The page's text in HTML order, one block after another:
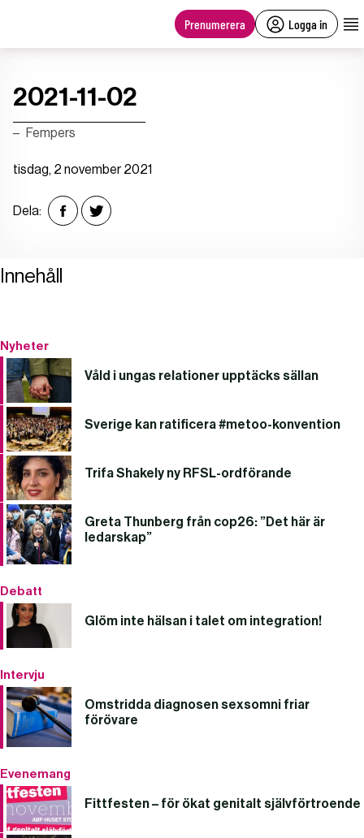
Prenumerera Logga in
2021-11-02
Fempers
tisdag, 2 november 2021
Dela:
Innehåll
Nyheter
Våld i ungas relationer upptäcks sällan
Sverige kan ratificera #metoo-konvention
Trifa Shakely ny RFSL-ordförande
Greta Thunberg från cop26: ”Det här är
ledarskap”
Debatt
Glöm inte hälsan i talet om integration!
Intervju
Omstridda diagnosen sexsomni friar
förövare
Evenemang
Fittfesten – för ökat genitalt självförtroende